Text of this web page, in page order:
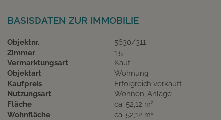
BASISDATEN ZUR IMMOBILIE
Objektnr.
5630/311
Zimmer
1,5
Vermarktungsart
Kauf
Objektart
Wohnung
Kaufpreis
Erfolgreich verkauft
Nutzungsart
Wohnen Anlage
Fläche
ca. 52,12 m2
Wohnfläche ca. 52,12 m2